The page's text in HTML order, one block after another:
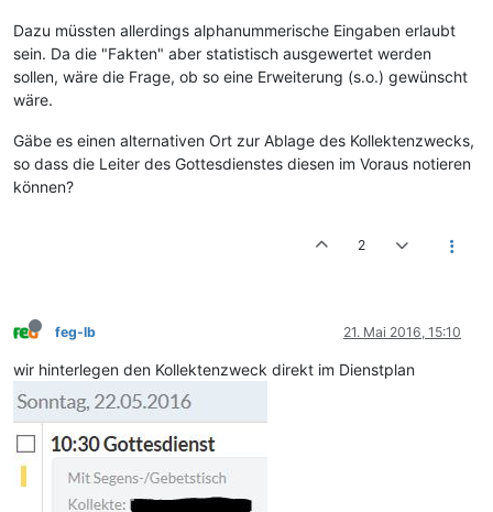
Dazu müssten allerdings alphanummerische Eingaben erlaubt
sein. Da die "Fakten" aber statistisch ausgewertet werden
sollen, wäre die Frage, ob so eine Erweiterung (s.o.) gewünscht
wäre.
Gäbe es einen alternativen Ort zur Ablage des Kollektenzwecks,
so dass die Leiter des Gottesdienstes diesen im Voraus notieren
können?
2
feg-lb 21. Mai 2016, 15:10
wir hinterlegen den Kollektenzweck direkt im Dienstplan